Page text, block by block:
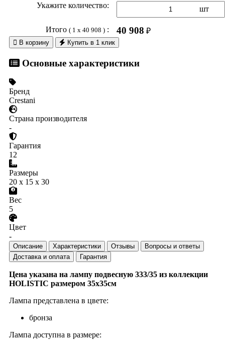
Укажите количество: шт
Итого ( 1 x 40 908 ): 40 908 ₽
 В корзину Купить в 1 клик
Основные характеристики
Бренд
Crestani
Страна производителя
-
Гарантия
12
Размеры
20 x 15 x 30
Вес
5
Цвет
-
Описание Характеристики Отзывы
Вопросы и ответы
Доставка и оплата
Гарантия
Цена указана на лампу подвесную 333/35 из коллекции
HOLISTIC размером 35х35см
Лампа представлена в цвете:
бронза
Лампа доступна в размере: